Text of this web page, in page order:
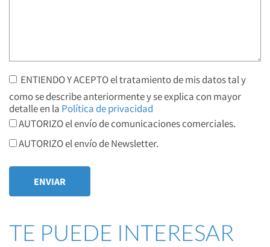
ENTIENDO Y ACEPTO el tratamiento de mis datos tal y
como se describe anteriormente y se explica con mayor
detalle en la Política de privacidad
AUTORIZO el envío de comunicaciones comerciales.
AUTORIZO el envío de Newsletter.
TE PUEDE INTERESAR